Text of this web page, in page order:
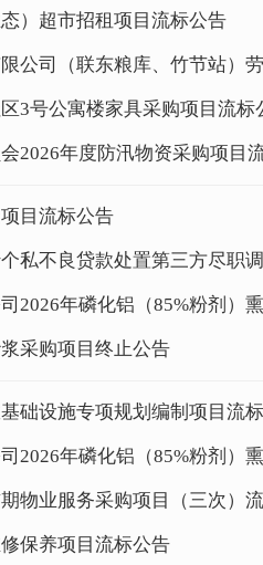
）超市招租项目流标公告
公司（联东粮库、竹节站）
3号公寓楼家具采购项目流标
2026年度防汛物资采购项目
目流标公告
私不良贷款处置第三方尽职
2026年磷化铝（85%粉剂）
采购项目终止公告
础设施专项规划编制项目流
2026年磷化铝（85%粉剂）
物业服务采购项目（三次）
保养项目流标公告